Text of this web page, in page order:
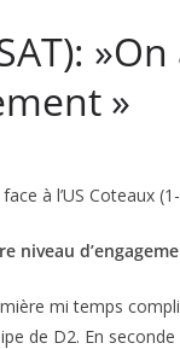
»
à l’US Coteaux
niveau
mi temps
de D2. En